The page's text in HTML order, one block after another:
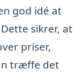
god idé at
sikrer, at
priser,
træffe det